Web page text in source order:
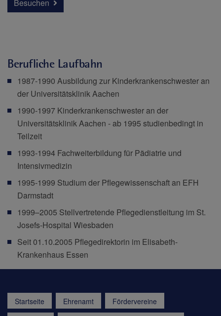
Besuchen
Berufliche Laufbahn
1987-1990 Ausbildung zur Kinderkrankenschwester an
der Universitätsklinik Aachen
1990-1997 Kinderkrankenschwester an der
Universitätsklinik Aachen - ab 1995 studienbedingt in
Teilzeit
1993-1994 Fachweiterbildung für Pädiatrie und
Intensivmedizin
1995-1999 Studium der Pflegewissenschaft an EFH
Darmstadt
1999–2005 Stellvertretende Pflegedienstleitung im St.
Josefs-Hospital Wiesbaden
Seit 01.10.2005 Pflegedirektorin im Elisabeth-
Krankenhaus Essen
Startseite Ehrenamt Fördervereine